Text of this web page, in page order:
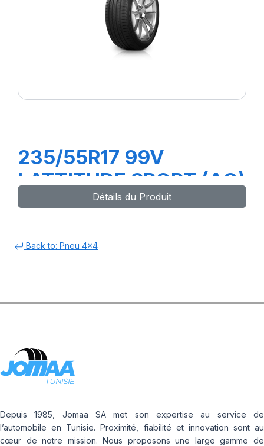
235/55R17 99V
LATTITUDE SPORT (AO)
Détails du Produit
Back to: Pneu 4x4
Depuis 1985, Jomaa SA met son expertise au service de
l’automobile en Tunisie. Proximité, fiabilité et innovation sont au
cœur de notre mission. Nous proposons une large gamme de